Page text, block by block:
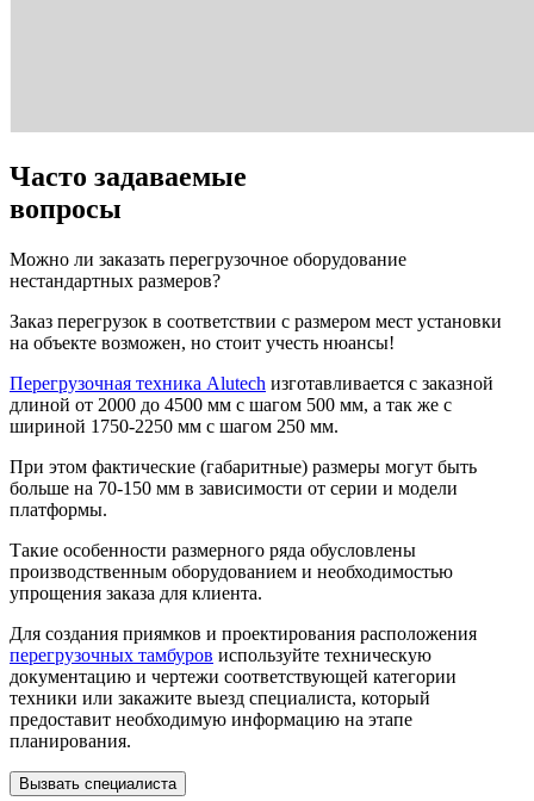
Часто задаваемые
вопросы
Можно ли заказать перегрузочное оборудование
нестандартных размеров?
Заказ перегрузок в соответствии с размером мест установки
на объекте возможен, но стоит учесть нюансы!
Перегрузочная техника Alutech изготавливается с заказной
длиной от 2000 до 4500 мм с шагом 500 мм, а так же с
шириной 1750-2250 мм с шагом 250 мм.
При этом фактические (габаритные) размеры могут быть
больше на 70-150 мм в зависимости от серии и модели
платформы.
Такие особенности размерного ряда обусловлены
производственным оборудованием и необходимостью
упрощения заказа для клиента.
Для создания приямков и проектирования расположения
перегрузочных тамбуров используйте техническую
документацию и чертежи соответствующей категории
техники или закажите выезд специалиста, который
предоставит необходимую информацию на этапе
планирования.
Вызвать специалиста